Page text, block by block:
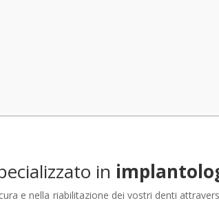
in
e nella riabilitazione dei vostri denti